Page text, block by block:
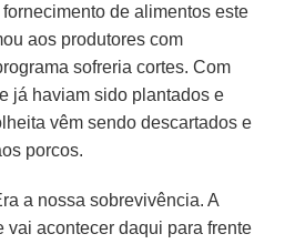
de alimentos este
aos produtores com
sofreria cortes. Com
já haviam sido plantados e
vêm sendo descartados e
porcos.
a nossa sobrevivência. A
vai acontecer daqui para frente